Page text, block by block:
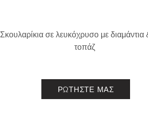
Σκουλαρίκια σε λευκόχρυσο με διαμάντια
τοπάζ
ΡΩΤΗΣΤΕ ΜΑΣ